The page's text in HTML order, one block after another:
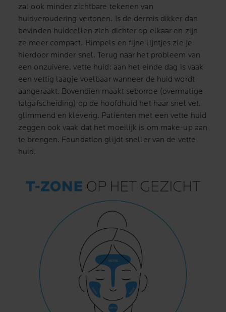
zal ook minder zichtbare tekenen van
huidveroudering vertonen. Is de dermis dikker dan
bevinden huidcellen zich dichter op elkaar en zijn
ze meer compact. Rimpels en fijne lijntjes zie je
hierdoor minder snel. Terug naar het probleem van
een onzuivere, vette huid: aan het einde dag is vaak
een vettig laagje voelbaar wanneer de huid wordt
aangeraakt. Bovendien maakt seborroe (overmatige
talgafscheiding) op de hoofdhuid het haar snel vet,
glimmend en kleverig. Patiënten met een vette huid
zeggen ook vaak dat het moeilijk is om make-up aan
te brengen. Foundation glijdt sneller van de vette
huid.